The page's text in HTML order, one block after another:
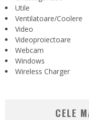
Utile
Ventilatoare/Coolere
Video
Videoproiectoare
Webcam
Windows
Wireless Charger
CELE